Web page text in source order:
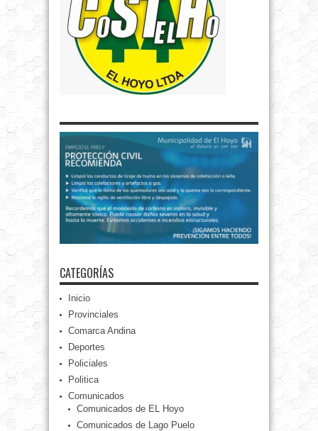
CATEGORÍAS
Inicio
Provinciales
Comarca Andina
Deportes
Policiales
Politica
Comunicados
Comunicados de EL Hoyo
Comunicados de Lago Puelo